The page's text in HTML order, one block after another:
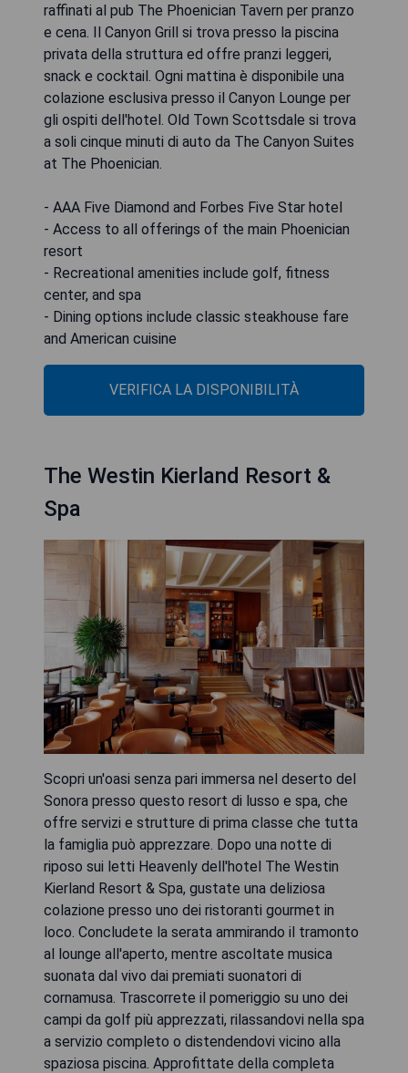
raffinati al pub The Phoenician Tavern per pranzo
e cena. Il Canyon Grill si trova presso la piscina
privata della struttura ed offre pranzi leggeri,
snack e cocktail. Ogni mattina è disponibile una
colazione esclusiva presso il Canyon Lounge per
gli ospiti dell'hotel. Old Town Scottsdale si trova
a soli cinque minuti di auto da The Canyon Suites
at The Phoenician.
- AAA Five Diamond and Forbes Five Star hotel
- Access to all offerings of the main Phoenician
resort
- Recreational amenities include golf, fitness
center, and spa
- Dining options include classic steakhouse fare
and American cuisine
VERIFICA LA DISPONIBILITÀ
The Westin Kierland Resort &
Spa
Scopri un'oasi senza pari immersa nel deserto del
Sonora presso questo resort di lusso e spa, che
offre servizi e strutture di prima classe che tutta
la famiglia può apprezzare. Dopo una notte di
riposo sui letti Heavenly dell'hotel The Westin
Kierland Resort & Spa, gustate una deliziosa
colazione presso uno dei ristoranti gourmet in
loco. Concludete la serata ammirando il tramonto
al lounge all'aperto, mentre ascoltate musica
suonata dal vivo dai premiati suonatori di
cornamusa. Trascorrete il pomeriggio su uno dei
campi da golf più apprezzati, rilassandovi nella spa
a servizio completo o distendendovi vicino alla
spaziosa piscina. Approfittate della completa